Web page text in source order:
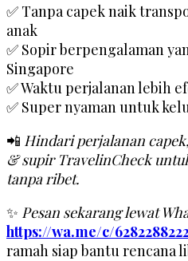
✅ Tanpa capek naik
anak
✅ Sopir berpengalaman
Singapore
✅ Waktu perjalanan lebih
✅ Super nyaman untuk
📲 Hindari perjalanan
& supir TravelinCheck
tanpa ribet.
✨ Pesan sekarang lewat
https://wa.me/c/
ramah siap bantu rencana